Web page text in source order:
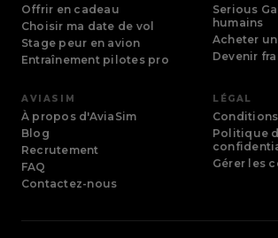
Offrir en cadeau
Choisir ma date de vol
Stage peur en avion
Entraînement pilotes pro
Serious
humains
Acheter
Devenir
AVIASIM
À propos d'AviaSim
Blog
Recrutement
FAQ
Contactez-nous
LÉGAL
Politique
Gérer les